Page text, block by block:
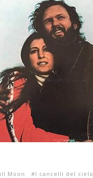
Moon I cancelli del cielo